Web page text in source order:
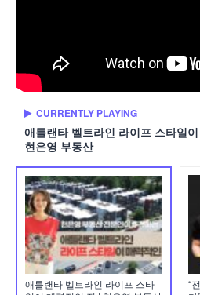
CURRENTLY PLAYING
애틀랜타 벨트라인 라이프 스타일
현은영 부동산
애틀랜타 벨트라인 라이프 스타
“